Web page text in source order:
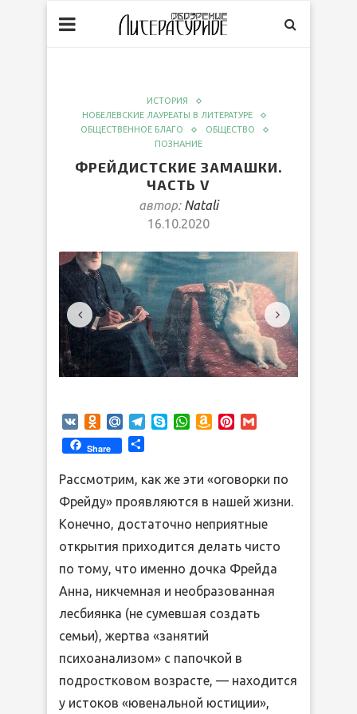
ИСТОРИЯ
НОБЕЛЕВСКИЕ ЛАУРЕАТЫ В ЛИТЕРАТУРЕ
ОБЩЕСТВЕННОЕ БЛАГО
ОБЩЕСТВО
ПОЗНАНИЕ
ФРЕЙДИСТСКИЕ ЗАМАШКИ.
ЧАСТЬ V
автор: Natali
16.10.2020
VK Odnoklassniki
Mail.RuTelegram
SkypeWhatsApp
AmazonPinterest
Share
Рассмотрим, как же эти «оговорки по
Фрейду» проявляются в нашей жизни.
Конечно, достаточно неприятные
открытия приходится делать чисто
по тому, что именно дочка Фрейда
Анна, никчемная и необразованная
лесбиянка (не сумевшая создать
семьи), жертва «занятий
психоанализом» с папочкой в
подростковом возрасте, — находится
у истоков «ювенальной юстиции»,